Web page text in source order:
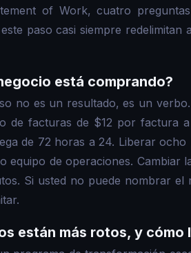
of Work, cuatro preguntas
paso casi siempre redelimitan
está comprando?
no es un resultado, es un
de facturas de $12 por factura
de 72 horas a 24. Liberar ocho
equipo de operaciones. Cambiar
Si usted no puede nombrar el
están más rotos, y cómo